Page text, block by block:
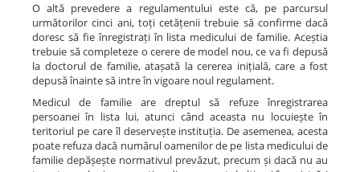
O altă prevedere a regulamentului este că, pe parcursul
următorilor cinci ani, toți cetățenii trebuie să confirme dacă
doresc să fie înregistrați în lista medicului de familie. Aceștia
trebuie să completeze o cerere de model nou, ce va fi depusă
la doctorul de familie, atașată la cererea inițială, care a fost
depusă înainte să intre în vigoare noul regulament.
Medicul de familie are dreptul să refuze înregistrarea
persoanei în lista lui, atunci când aceasta nu locuiește în
teritoriul pe care îl deservește instituția. De asemenea, acesta
poate refuza dacă numărul oamenilor de pe lista medicului de
familie depășește normativul prevăzut, precum și dacă nu au